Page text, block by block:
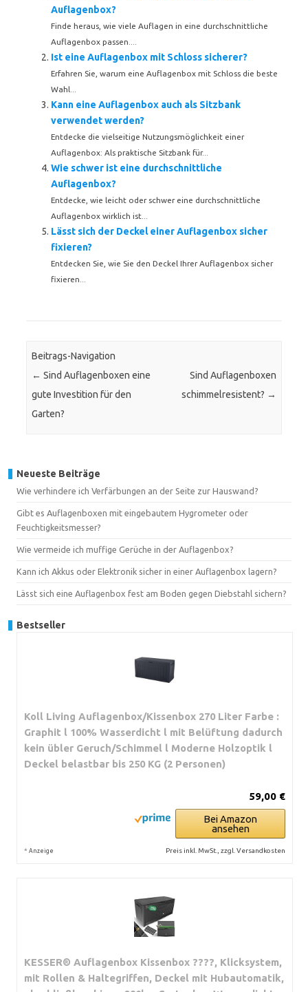
Auflagenbox?
Finde heraus, wie viele Auflagen in eine durchschnittliche
Auflagenbox passen....
Ist eine Auflagenbox mit Schloss sicherer?
Erfahren Sie, warum eine Auflagenbox mit Schloss die beste
Wahl...
Kann eine Auflagenbox auch als Sitzbank
verwendet werden?
Entdecke die vielseitige Nutzungsmöglichkeit einer
Auflagenbox: Als praktische Sitzbank für...
Wie schwer ist eine durchschnittliche
Auflagenbox?
Entdecke, wie leicht oder schwer eine durchschnittliche
Auflagenbox wirklich ist...
Lässt sich der Deckel einer Auflagenbox sicher
fixieren?
Entdecken Sie, wie Sie den Deckel Ihrer Auflagenbox sicher
fixieren...
Beitrags-Navigation
← Sind Auflagenboxen eine
gute Investition für den
Garten?
Sind Auflagenboxen
schimmelresistent? →
Neueste Beiträge
Wie verhindere ich Verfärbungen an der Seite zur Hauswand?
Gibt es Auflagenboxen mit eingebautem Hygrometer oder
Feuchtigkeitsmesser?
Wie vermeide ich muffige Gerüche in der Auflagenbox?
Kann ich Akkus oder Elektronik sicher in einer Auflagenbox lagern?
Lässt sich eine Auflagenbox fest am Boden gegen Diebstahl sichern?
Bestseller
Koll Living Auflagenbox/Kissenbox 270 Liter Farbe :
Graphit l 100% Wasserdicht l mit Belüftung dadurch
kein übler Geruch/Schimmel l Moderne Holzoptik l
Deckel belastbar bis 250 KG (2 Personen)
59,00 €
Bei Amazon
ansehen
* Anzeige Preis inkl. MwSt., zzgl. Versandkosten
KESSER® Auflagenbox Kissenbox ????, Klicksystem,
mit Rollen & Haltegriffen, Deckel mit Hubautomatik,